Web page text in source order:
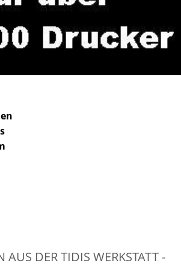
AUS DER TIDIS WERKSTATT -